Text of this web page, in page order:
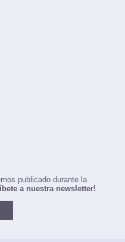
publicado durante la
a nuestra newsletter!